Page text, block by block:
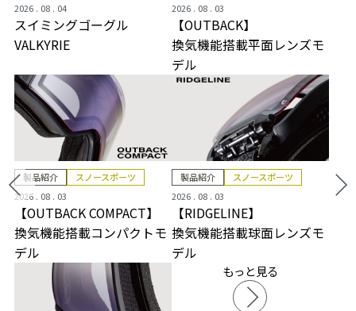
2026 . 08 . 04
スイミングゴーグル
VALKYRIE
2026 . 08 . 03
【OUTBACK】
換気機能搭載平面レンズモ
デル
製品紹介
スノースポーツ
2026 . 08 . 03
【OUTBACK COMPACT】
換気機能搭載コンパクトモ
デル
製品紹介
スノースポーツ
2026 . 08 . 03
【RIDGELINE】
換気機能搭載球面レンズモ
デル
もっと見る